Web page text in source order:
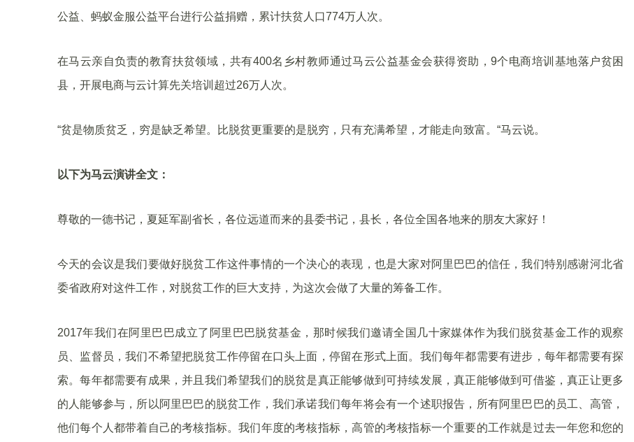
公益、蚂蚁金服公益平台进行公益捐赠，累计扶贫人口774万人次。
在马云亲自负责的教育扶贫领域，共有400名乡村教师通过马云公益基金会获得资助，9个电商培训基地落户贫困
县，开展电商与云计算先关培训超过26万人次。
“贫是物质贫乏，穷是缺乏希望。比脱贫更重要的是脱穷，只有充满希望，才能走向致富。“马云说。
以下为马云演讲全文：
尊敬的一德书记，夏延军副省长，各位远道而来的县委书记，县长，各位全国各地来的朋友大家好！
今天的会议是我们要做好脱贫工作这件事情的一个决心的表现，也是大家对阿里巴巴的信任，我们特别感谢河北省
委省政府对这件工作，对脱贫工作的巨大支持，为这次会做了大量的筹备工作。
2017年我们在阿里巴巴成立了阿里巴巴脱贫基金，那时候我们邀请全国几十家媒体作为我们脱贫基金工作的观察
员、监督员，我们不希望把脱贫工作停留在口头上面，停留在形式上面。我们每年都需要有进步，每年都需要有探
索。每年都需要有成果，并且我们希望我们的脱贫是真正能够做到可持续发展，真正能够做到可借鉴，真正让更多
的人能够参与，所以阿里巴巴的脱贫工作，我们承诺我们每年将会有一个述职报告，所有阿里巴巴的员工、高管，
他们每个人都带着自己的考核指标。我们年度的考核指标，高管的考核指标一个重要的工作就是过去一年您和您的